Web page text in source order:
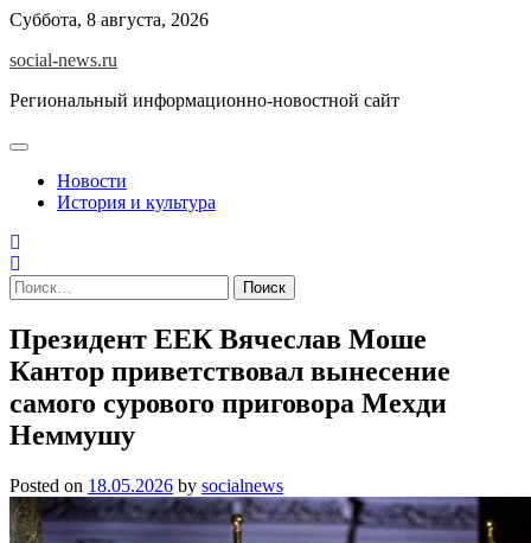
Skip
content
Суббота, 8 августа, 2026
social-news.ru
Региональный информационно-новостной сайт
Новости
История и культура
Найти:
Президент ЕЕК Вячеслав Моше
Кантор приветствовал вынесение
самого сурового приговора Мехди
Неммушу
Posted on 18.05.2026 by socialnews